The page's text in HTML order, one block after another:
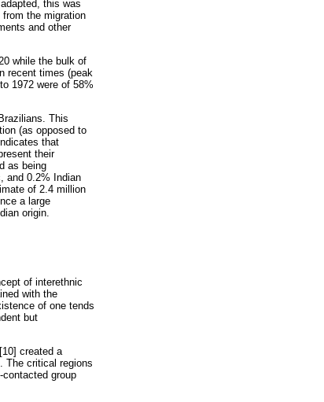
this was
the migration
and other
while the bulk of
recent times (peak
1972 were of 58%
This
(as opposed to
that
their
as being
and 0.2% Indian
of 2.4 million
a large
origin.
of interethnic
with the
of one tends
but
created a
The critical regions
group